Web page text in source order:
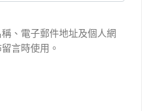
、電子郵件地址及個人網
言時使用。